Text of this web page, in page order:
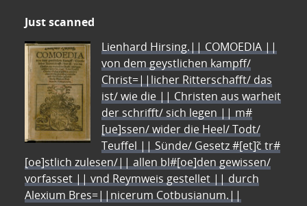
Just scanned
Lienhard Hirsing.|| COMOEDIA ||
von dem geystlichen kampff/
Christ=||licher Ritterschafft/ das
ist/ wie die || Christen aus warheit
der schrifft/ sich legen || m#
[ue]ssen/ wider die Heel/ Todt/
Teuffel || Sünde/ Gesetz #[et]c̃ tr#
[oe]stlich zulesen/|| allen bl#[oe]den gewissen/
vorfasset || vnd Reymweis gestellet || durch
Alexium Bres=||nicerum Cotbusianum.||